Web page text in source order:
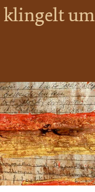
klingelt um